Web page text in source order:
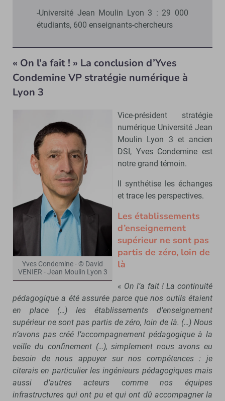
-Université Jean Moulin Lyon 3 : 29 000
étudiants, 600 enseignants-chercheurs
« On l’a fait ! » La conclusion d’Yves
Condemine VP stratégie numérique à
Lyon 3
Yves Condemine - © David
VENIER - Jean Moulin Lyon 3
Vice-président stratégie
numérique Université Jean
Moulin Lyon 3 et ancien
DSI, Yves Condemine est
notre grand témoin.
Il synthétise les échanges
et trace les perspectives.
Les établissements
d’enseignement
supérieur ne sont pas
partis de zéro, loin de
là
« On l’a fait ! La continuité
pédagogique a été assurée parce que nos outils étaient
en place (…) les établissements d’enseignement
supérieur ne sont pas partis de zéro, loin de là. (…) Nous
n’avons pas créé l’accompagnement pédagogique à la
veille du confinement (…), simplement nous avons eu
besoin de nous appuyer sur nos compétences : je
citerais en particulier les ingénieurs pédagogiques mais
aussi d’autres acteurs comme nos équipes
infrastructures qui ont pu et qui ont dû accompagner la